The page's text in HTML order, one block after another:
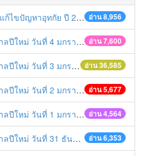
อ่าน 8,956
ขปัญหาอุทกัย ปี 2561
อ่าน 7,600
ม่ วันที่ 4 มกราคม 2559
อ่าน 36,585
วันที่ 3 มกราคม 2559
อ่าน 5,677
ม่ วันที่ 2 มกราคม 2559
อ่าน 4,564
ม่ วันที่ 1 มกราคม 2559
อ่าน 6,353
วันที่ 31 ธันวาคม 2558